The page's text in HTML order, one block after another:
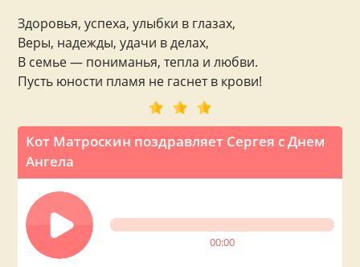
Кот Матроскин поздравляет Сергея с Днем
Ангела
00:00
Здоровья, успеха, улыбки в глазах,
Веры, надежды, удачи в делах,
В семье — пониманья, тепла и любви.
Пусть юности пламя не гаснет в крови!